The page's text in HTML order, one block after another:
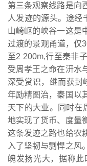
第三条观察线路是向
人发迹的源头。途经
山崎岖的峡谷一这是
过渡的景观甬道，仅
至2 200m,行至秦非
受周孝王之命在汧水
深受赏识，继而获封
年励精图治，秦国以
天下的大业。同时在
地实现了货币、度量
这条发迹之路也给农
入了坚韧与剽悍之风
魄发扬光大，据称